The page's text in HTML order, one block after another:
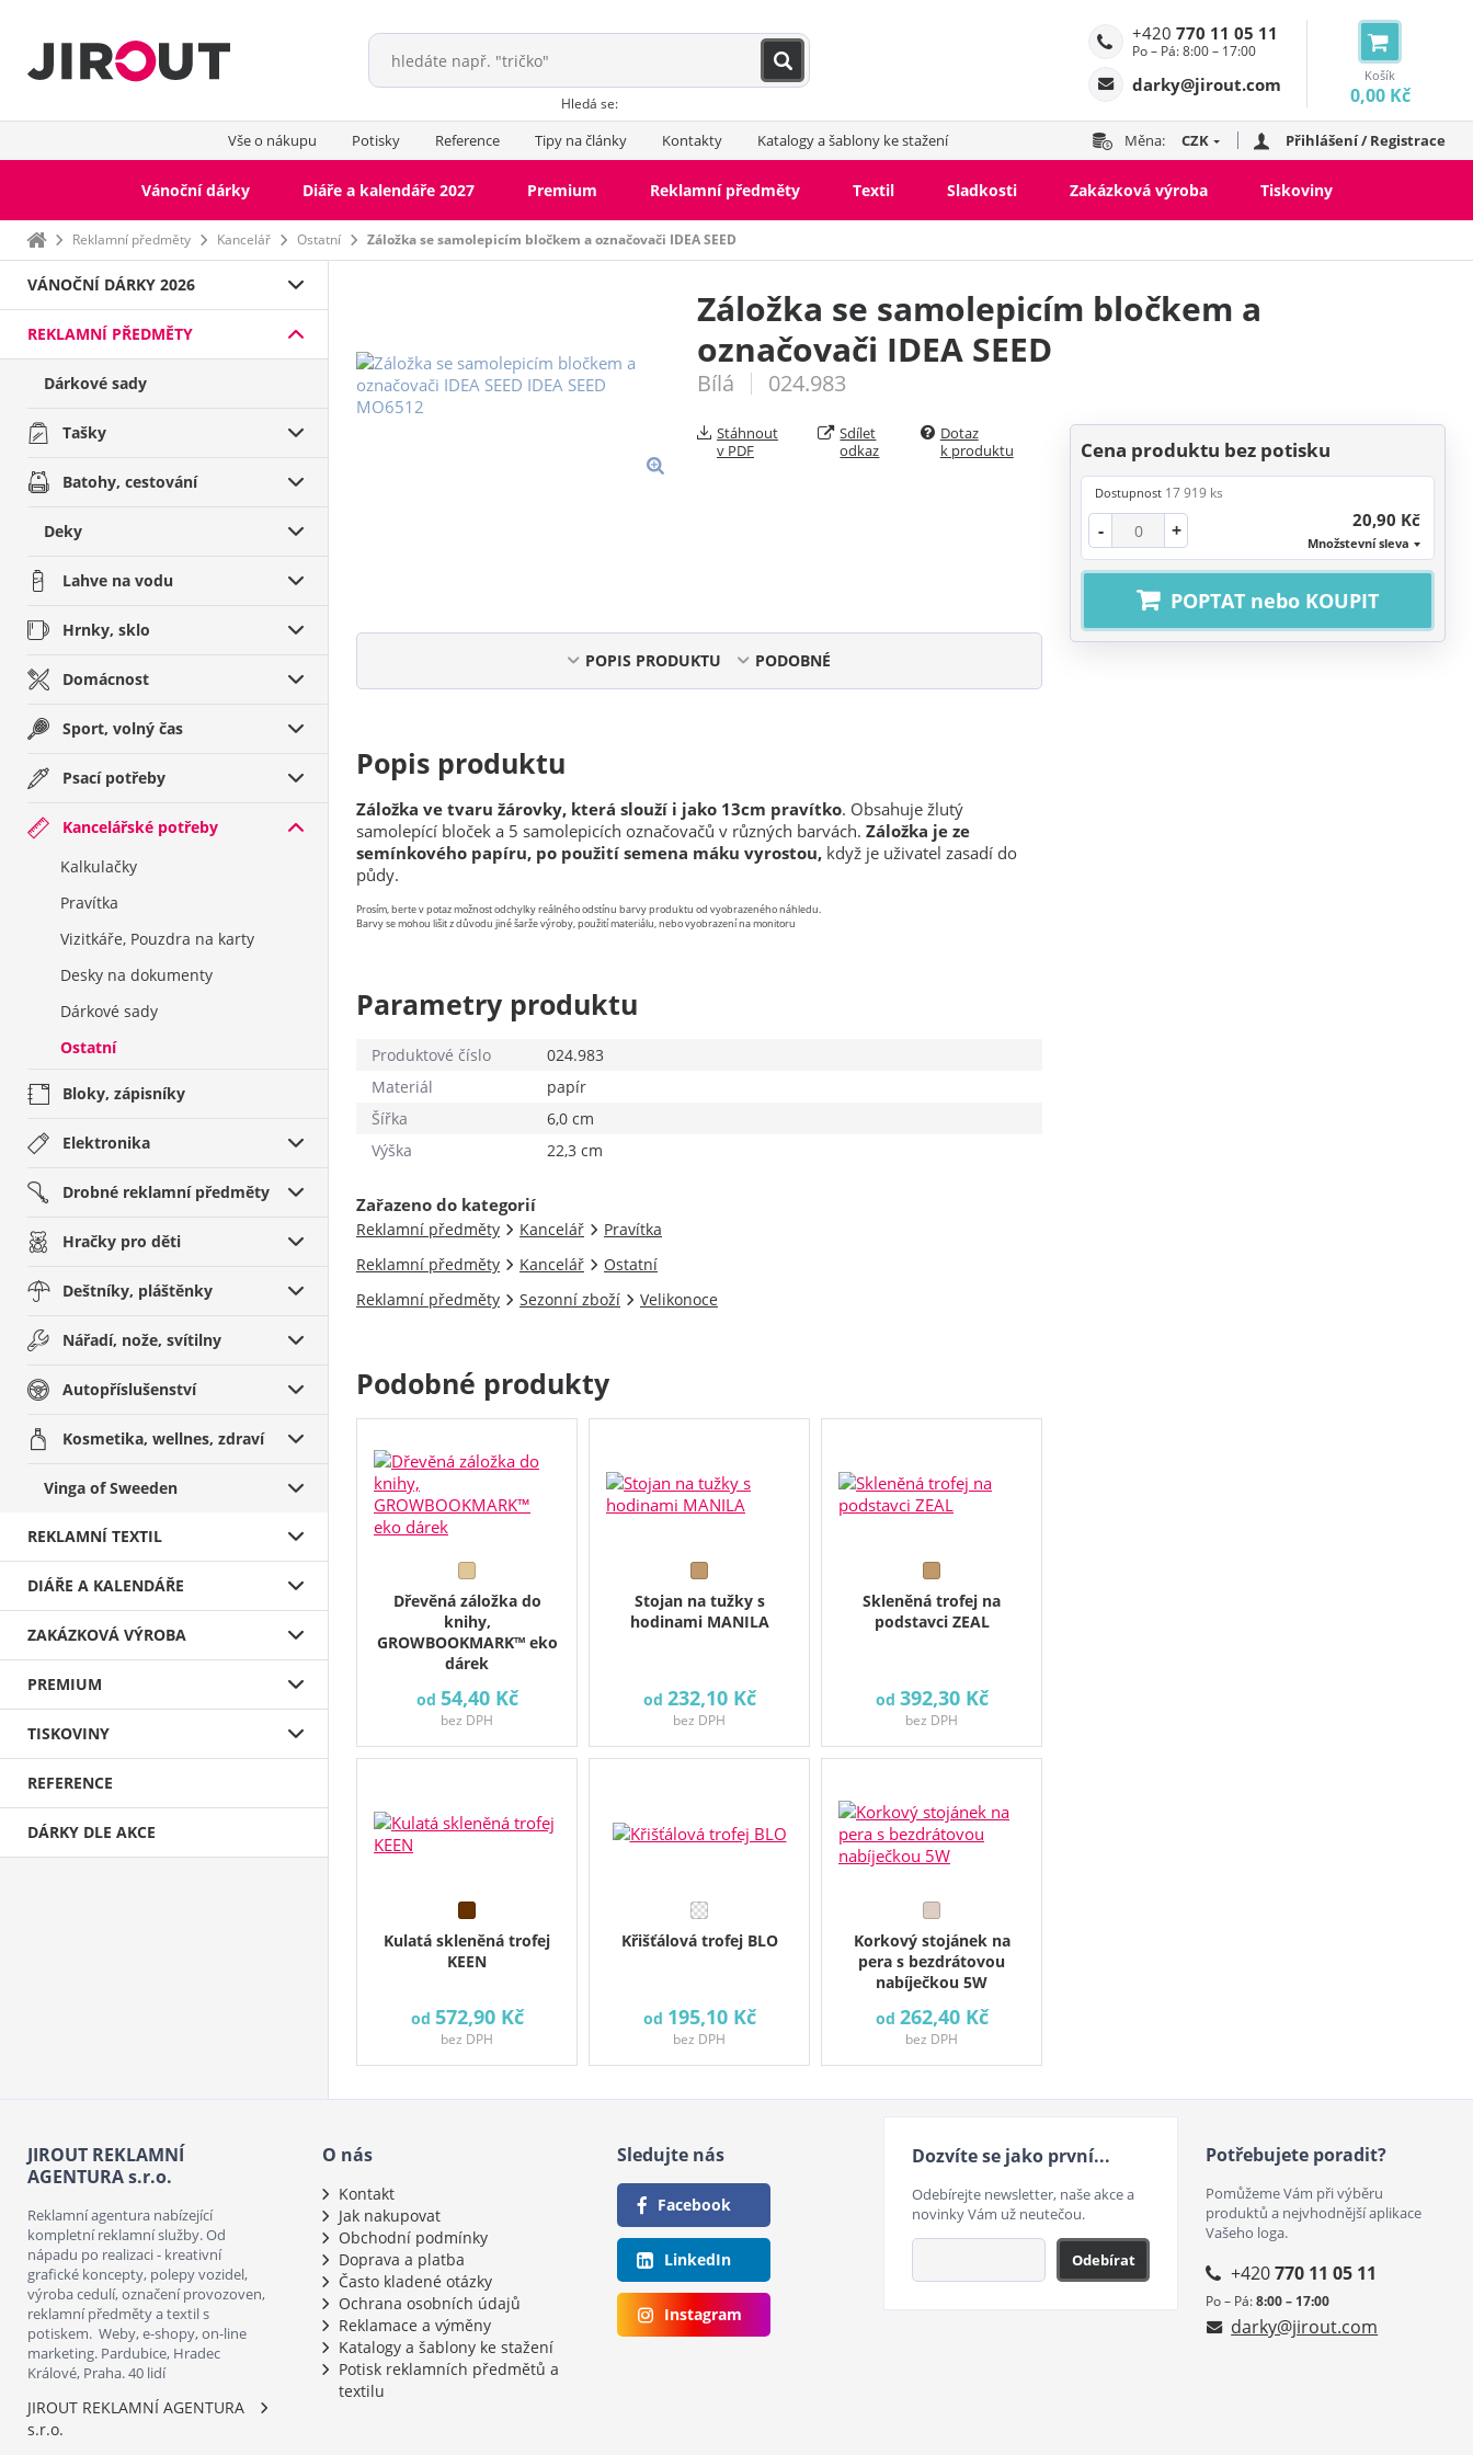
Košík
0,00 Kč
+420 770 11 05 11
Po – Pá: 8:00 – 17:00
darky@jirout.com
Hledá se:
Vše o nákupu Potisky Reference Tipy na články Kontakty Katalogy a šablony ke stažení Měna: CZK Přihlášení / Registrace
Vánoční dárky Diáře a kalendáře 2027 Premium Reklamní předměty Textil Sladkosti Zakázková výroba Tiskoviny
Domů Reklamní předměty Kancelář Ostatní Záložka se samolepicím bločkem a označovači IDEA SEED
VÁNOČNÍ DÁRKY 2026
REKLAMNÍ PŘEDMĚTY
Dárkové sady
Tašky
Batohy, cestování
Deky
Lahve na vodu
Hrnky, sklo
Domácnost
Sport, volný čas
Psací potřeby
Kancelářské potřeby
Kalkulačky
Pravítka
Vizitkáře, Pouzdra na karty
Desky na dokumenty
Dárkové sady
Ostatní
Bloky, zápisníky
Elektronika
Drobné reklamní předměty
Hračky pro děti
Deštníky, pláštěnky
Nářadí, nože, svítilny
Autopříslušenství
Kosmetika, wellnes, zdraví
Vinga of Sweeden
REKLAMNÍ TEXTIL
DIÁŘE A KALENDÁŘE
ZAKÁZKOVÁ VÝROBA
PREMIUM
TISKOVINY
REFERENCE
DÁRKY DLE AKCE
Záložka se samolepicím bločkem a
označovači IDEA SEED
Bílá 024.983
Cena produktu bez potisku
Dostupnost 17 919 ks
- + 20,90 Kč
Množstevní sleva
POPTAT nebo KOUPIT
Stáhnout
v PDF
Sdílet
odkaz
Dotaz
k produktu
POPIS PRODUKTU PODOBNÉ
Popis produktu
Záložka ve tvaru žárovky, která slouží i jako 13cm pravítko. Obsahuje žlutý
samolepící bloček a 5 samolepicích označovačů v různých barvách. Záložka je ze
semínkového papíru, po použití semena máku vyrostou, když je uživatel zasadí do
půdy.
Prosím, berte v potaz možnost odchylky reálného odstínu barvy produktu od vyobrazeného náhledu.
Barvy se mohou lišit z důvodu jiné šarže výroby, použití materiálu, nebo vyobrazení na monitoru
Parametry produktu
Produktové číslo
024.983
Materiál
papír
Šířka
6,0 cm
Výška
22,3 cm
Zařazeno do kategorií
Reklamní předměty Kancelář
Pravítka
Reklamní předměty
Kancelář
Ostatní
Reklamní předměty
Sezonní zboží Velikonoce
Podobné produkty
Dřevěná záložka do
knihy,
GROWBOOKMARK™ eko
dárek
od 54,40 Kč
bez DPH
Stojan na tužky s
hodinami MANILA
od 232,10 Kč
bez DPH
Skleněná trofej na
podstavci ZEAL
od 392,30 Kč
bez DPH
Kulatá skleněná trofej
KEEN
od 572,90 Kč
bez DPH
Křišťálová trofej BLO
od 195,10 Kč
bez DPH
Korkový stojánek na
pera s bezdrátovou
nabíječkou 5W
od 262,40 Kč
bez DPH
JIROUT REKLAMNÍ
AGENTURA s.r.o.
Reklamní agentura nabízející
kompletní reklamní služby. Od
nápadu po realizaci - kreativní
grafické koncepty, polepy vozidel,
výroba cedulí, označení provozoven,
reklamní předměty a textil s
potiskem. Weby, e-shopy, on-line
marketing. Pardubice, Hradec
Králové, Praha. 40 lidí
JIROUT REKLAMNÍ AGENTURA
s.r.o.
O nás
Kontakt
Jak nakupovat
Obchodní podmínky
Doprava a platba
Často kladené otázky
Ochrana osobních údajů
Reklamace a výměny
Katalogy a šablony ke stažení
Potisk reklamních předmětů a
textilu
Sledujte nás
Facebook
LinkedIn
Instagram
Dozvíte se jako první...
Odebírejte newsletter, naše akce a
novinky Vám už neutečou.
Odebírat
Potřebujete poradit?
Pomůžeme Vám při výběru
produktů a nejvhodnější aplikace
Vašeho loga.
+420770 11 05 11
Po – Pá:8:00 – 17:00
darky@jirout.com